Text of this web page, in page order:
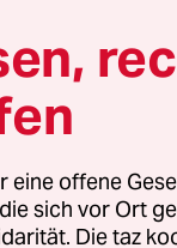
Чехии,
по работе.
4
подкрались
offene
sich vor Ort
Die taz